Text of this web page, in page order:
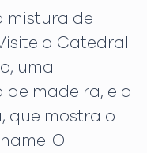
mistura de
a Catedral
uma
de madeira, e a
que mostra o
O